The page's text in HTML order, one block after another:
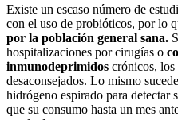
Existe un escaso número de
con el uso de probióticos, por lo
por la población general sana.
hospitalizaciones por cirugías o
inmunodeprimidos crónicos,
desaconsejados. Lo mismo
hidrógeno espirado para detectar s
que su consumo hasta un mes